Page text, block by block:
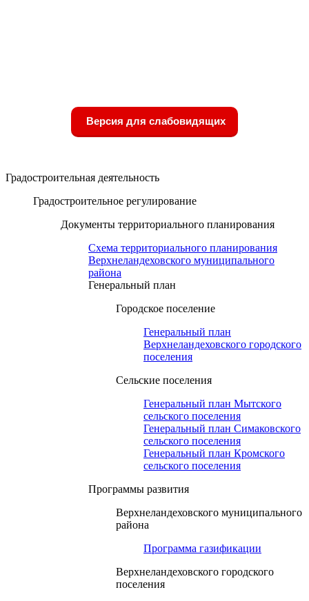
Версия для слабовидящих
Градостроительная деятельность
Градостроительное регулирование
Документы территориального планирования
Схема территориального планирования
Верхнеландеховского муниципального
района
Генеральный план
Городское поселение
Генеральный план
Верхнеландеховского городского
поселения
Сельские поселения
Генеральный план Мытского
сельского поселения
Генеральный план Симаковского
сельского поселения
Генеральный план Кромского
сельского поселения
Программы развития
Верхнеландеховского муниципального
района
Программа газификации
Верхнеландеховского городского
поселения